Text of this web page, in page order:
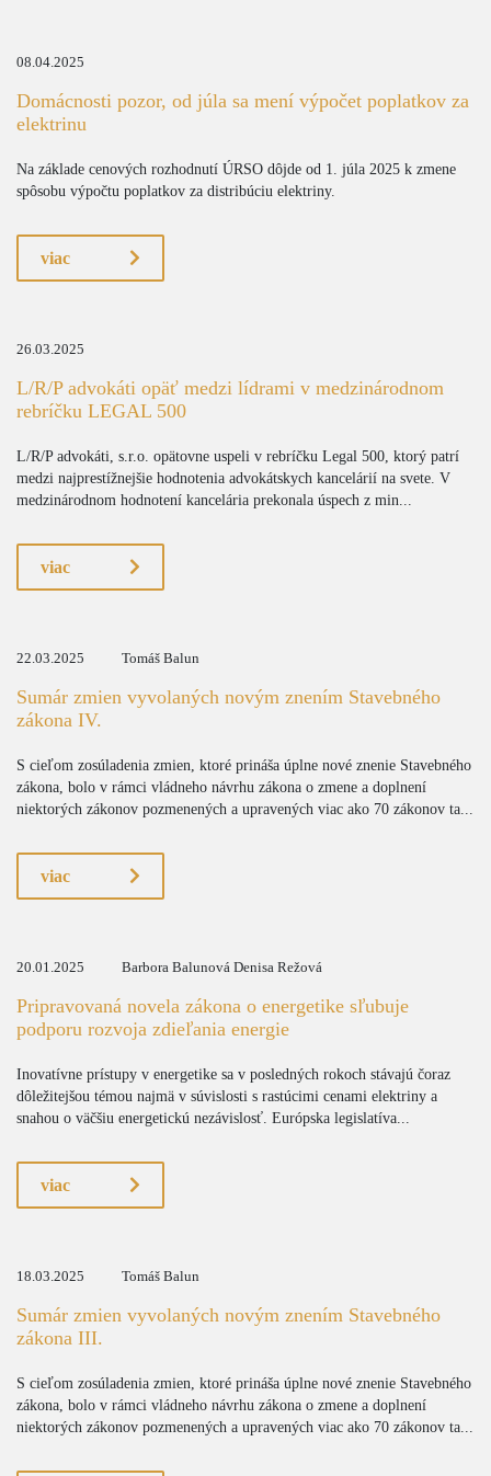
08.04.2025
Domácnosti pozor, od júla sa mení výpočet poplatkov za
elektrinu
Na základe cenových rozhodnutí ÚRSO dôjde od 1. júla 2025 k zmene
spôsobu výpočtu poplatkov za distribúciu elektriny.
viac
26.03.2025
L/R/P advokáti opäť medzi lídrami v medzinárodnom
rebríčku LEGAL 500
L/R/P advokáti, s.r.o. opätovne uspeli v rebríčku Legal 500, ktorý patrí
medzi najprestížnejšie hodnotenia advokátskych kancelárií na svete. V
medzinárodnom hodnotení kancelária prekonala úspech z min...
viac
22.03.2025 Tomáš Balun
Sumár zmien vyvolaných novým znením Stavebného
zákona IV.
S cieľom zosúladenia zmien, ktoré prináša úplne nové znenie Stavebného
zákona, bolo v rámci vládneho návrhu zákona o zmene a doplnení
niektorých zákonov pozmenených a upravených viac ako 70 zákonov ta...
viac
20.01.2025 Barbora Balunová Denisa Režová
Pripravovaná novela zákona o energetike sľubuje
podporu rozvoja zdieľania energie
Inovatívne prístupy v energetike sa v posledných rokoch stávajú čoraz
dôležitejšou témou najmä v súvislosti s rastúcimi cenami elektriny a
snahou o väčšiu energetickú nezávislosť. Európska legislatíva...
viac
18.03.2025 Tomáš Balun
Sumár zmien vyvolaných novým znením Stavebného
zákona III.
S cieľom zosúladenia zmien, ktoré prináša úplne nové znenie Stavebného
zákona, bolo v rámci vládneho návrhu zákona o zmene a doplnení
niektorých zákonov pozmenených a upravených viac ako 70 zákonov ta...